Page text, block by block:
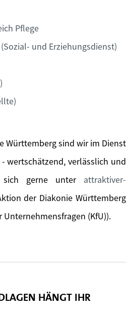
Pflege
und Erziehungsdienst)
Württemberg sind wir im Dienst
wertschätzend, verlässlich und
gerne unter attraktiver-
der Diakonie Württemberg
(KfU)).
HÄNGT IHR